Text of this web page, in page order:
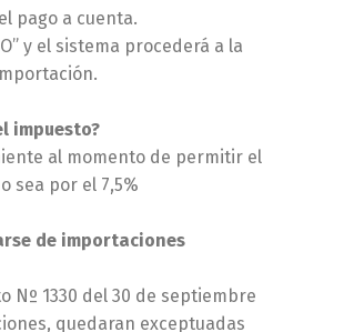
pago a cuenta.
y el sistema procederá a la
impuesto?
al momento de permitir el
sea por el 7,5%
de importaciones
1330 del 30 de septiembre
quedaran exceptuadas